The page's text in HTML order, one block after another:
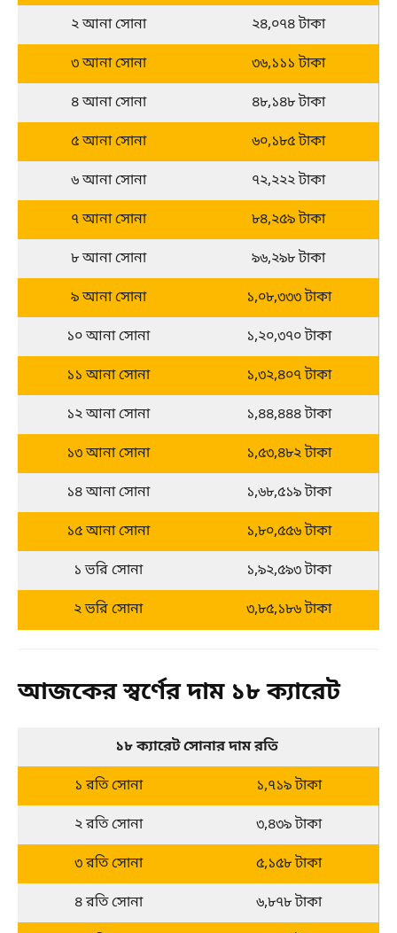
২ আনা সোনা
২৪,০৭৪ টাকা
৩ আনা সোনা
৩৬,১১১ টাকা
৪ আনা সোনা
৪৮,১৪৮ টাকা
৫ আনা সোনা
৬০,১৮৫ টাকা
৬ আনা সোনা
৭২,২২২ টাকা
৭ আনা সোনা
৮৪,২৫৯ টাকা
৮ আনা সোনা
৯৬,২৯৮ টাকা
৯ আনা সোনা
১,০৮,৩৩৩ টাকা
১০ আনা সোনা
১,২০,৩৭০ টাকা
১১ আনা সোনা
১,৩২,৪০৭ টাকা
১২ আনা সোনা
১,৪৪,৪৪৪ টাকা
১৩ আনা সোনা
১,৫৩,৪৮২ টাকা
১৪ আনা সোনা
১,৬৮,৫১৯ টাকা
১৫ আনা সোনা
১,৮০,৫৫৬ টাকা
১ ভরি সোনা
১,৯২,৫৯৩ টাকা
২ ভরি সোনা
৩,৮৫,১৮৬ টাকা
আজকের স্বর্ণের দাম ১৮ ক্যারেট
১৮ ক্যারেট সোনার দাম রতি
১ রতি সোনা
১,৭১৯ টাকা
২ রতি সোনা
৩,৪৩৯ টাকা
৩ রতি সোনা
৫,১৫৮ টাকা
৪ রতি সোনা
৬,৮৭৮ টাকা